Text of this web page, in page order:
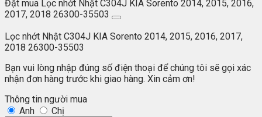
Đặt mua Lọc nhớt Nhật C304J KIA Sorento 2014, 2015, 2016,
2017, 2018 26300-35503
Lọc nhớt Nhật C304J KIA Sorento 2014, 2015, 2016, 2017,
2018 26300-35503
Bạn vui lòng nhập đúng số điện thoại để chúng tôi sẽ gọi xác
nhận đơn hàng trước khi giao hàng. Xin cảm ơn!
Thông tin người mua
Anh
Chị